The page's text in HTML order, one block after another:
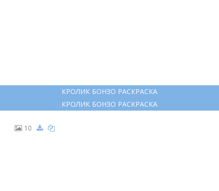
КРОЛИК БОНЗО РАСКРАСКА
КРОЛИК БОНЗО РАСКРАСКА
10